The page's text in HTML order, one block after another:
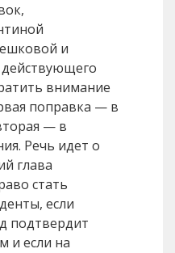
и
действующего
внимание
поправка — в
— в
Речь идет о
глава
стать
если
подтвердит
и если на